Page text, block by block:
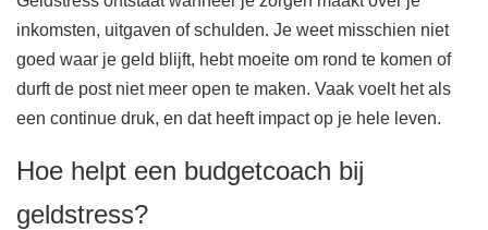
inkomsten, uitgaven of schulden. Je weet misschien niet
goed waar je geld blijft, hebt moeite om rond te komen of
durft de post niet meer open te maken. Vaak voelt het als
een continue druk, en dat heeft impact op je hele leven.
Hoe helpt een budgetcoach bij
geldstress?